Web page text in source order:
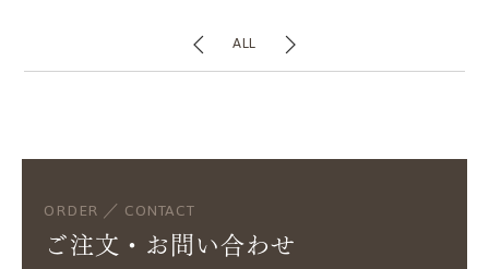
ALL
ORDER ／ CONTACT
ご注文・お問い合わせ